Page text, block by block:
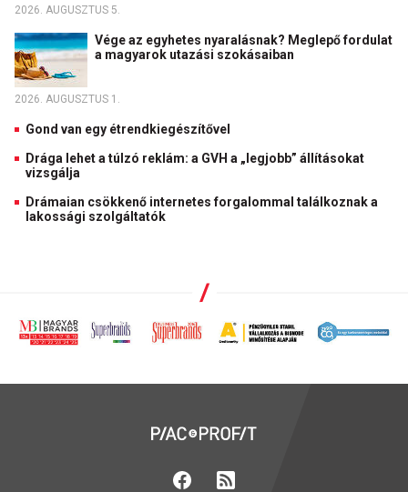
2026. AUGUSZTUS 5.
Vége az egyhetes nyaralásnak? Meglepő fordulat
a magyarok utazási szokásaiban
2026. AUGUSZTUS 1.
Gond van egy étrendkiegészítővel
Drága lehet a túlzó reklám: a GVH a „legjobb” állításokat
vizsgálja
Drámaian csökkenő internetes forgalommal találkoznak a
lakossági szolgáltatók